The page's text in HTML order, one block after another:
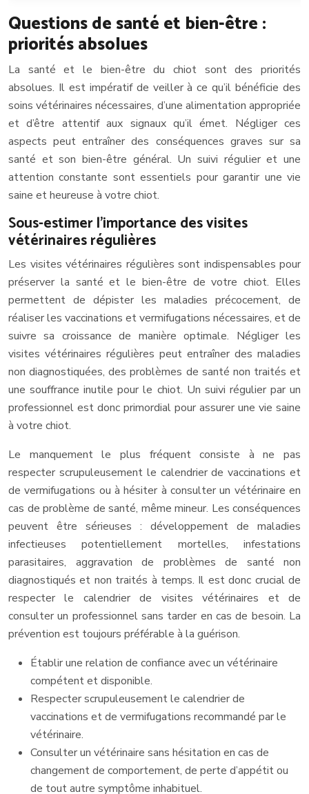
Questions de santé et bien-être :
priorités absolues
La santé et le bien-être du chiot sont des priorités
absolues. Il est impératif de veiller à ce qu’il bénéficie des
soins vétérinaires nécessaires, d’une alimentation appropriée
et d’être attentif aux signaux qu’il émet. Négliger ces
aspects peut entraîner des conséquences graves sur sa
santé et son bien-être général. Un suivi régulier et une
attention constante sont essentiels pour garantir une vie
saine et heureuse à votre chiot.
Sous-estimer l’importance des visites
vétérinaires régulières
Les visites vétérinaires régulières sont indispensables pour
préserver la santé et le bien-être de votre chiot. Elles
permettent de dépister les maladies précocement, de
réaliser les vaccinations et vermifugations nécessaires, et de
suivre sa croissance de manière optimale. Négliger les
visites vétérinaires régulières peut entraîner des maladies
non diagnostiquées, des problèmes de santé non traités et
une souffrance inutile pour le chiot. Un suivi régulier par un
professionnel est donc primordial pour assurer une vie saine
à votre chiot.
Le manquement le plus fréquent consiste à ne pas
respecter scrupuleusement le calendrier de vaccinations et
de vermifugations ou à hésiter à consulter un vétérinaire en
cas de problème de santé, même mineur. Les conséquences
peuvent être sérieuses : développement de maladies
infectieuses potentiellement mortelles, infestations
parasitaires, aggravation de problèmes de santé non
diagnostiqués et non traités à temps. Il est donc crucial de
respecter le calendrier de visites vétérinaires et de
consulter un professionnel sans tarder en cas de besoin. La
prévention est toujours préférable à la guérison.
Établir une relation de confiance avec un vétérinaire
compétent et disponible.
Respecter scrupuleusement le calendrier de
vaccinations et de vermifugations recommandé par le
vétérinaire.
Consulter un vétérinaire sans hésitation en cas de
changement de comportement, de perte d’appétit ou
de tout autre symptôme inhabituel.